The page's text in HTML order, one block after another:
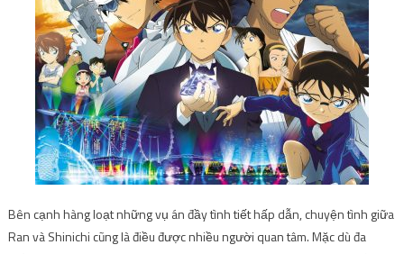
Bên cạnh hàng loạt những vụ án đầy tình tiết hấp dẫn, chuyện tình giữa
Ran và Shinichi cũng là điều được nhiều người quan tâm. Mặc dù đa